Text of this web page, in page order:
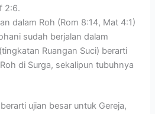
2:6.
dalam Roh (Rom 8:14, Mat 4:1)
sudah berjalan dalam
Ruangan Suci) berarti
di Surga, sekalipun tubuhnya
ujian besar untuk Gereja,